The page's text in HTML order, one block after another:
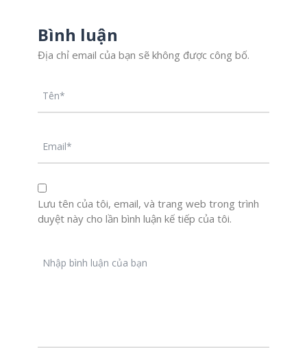
Bình luận
Địa chỉ email của bạn sẽ không được công bố.
Lưu tên của tôi, email, và trang web trong trình
duyệt này cho lần bình luận kế tiếp của tôi.